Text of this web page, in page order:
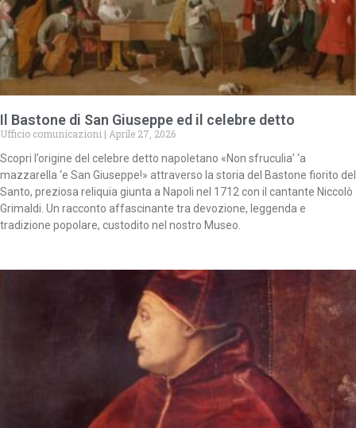
Il Bastone di San Giuseppe ed il celebre detto
Ufficio comunicazioni
Aprile 27, 2026
Scopri l’origine del celebre detto napoletano «Non sfruculia’ ‘a
mazzarella ‘e San Giuseppe!» attraverso la storia del Bastone fiorito del
Santo, preziosa reliquia giunta a Napoli nel 1712 con il cantante Niccolò
Grimaldi. Un racconto affascinante tra devozione, leggenda e
tradizione popolare, custodito nel nostro Museo.